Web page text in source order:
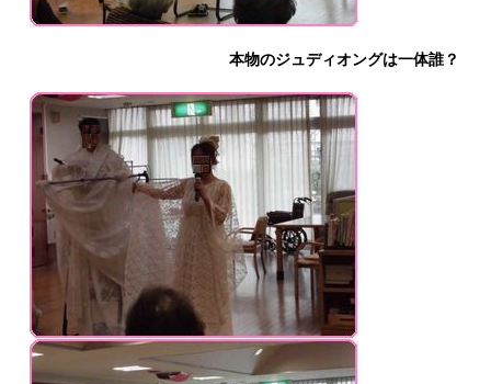
本物のジュディオングは一体誰？